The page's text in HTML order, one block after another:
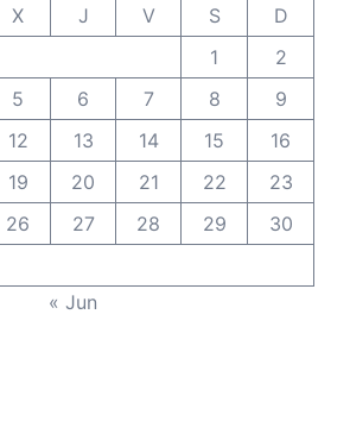
X J V S
D
1
2
5 6 7 8
9
12 13 14 15
16
19 20 21 22
23
26 27 28 29
30
« Jun